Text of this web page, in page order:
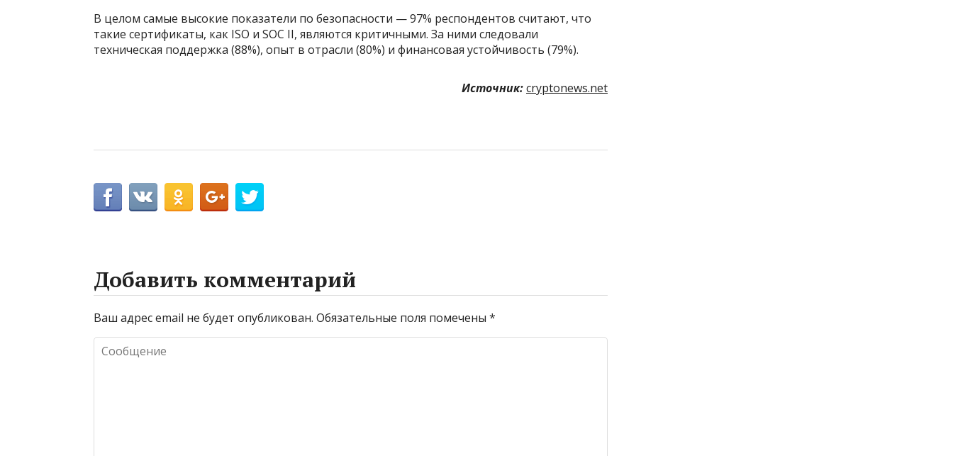
В целом самые высокие показатели по безопасности — 97% респондентов считают, что
такие сертификаты, как ISO и SOC II, являются критичными. За ними следовали
техническая поддержка (88%), опыт в отрасли (80%) и финансовая устойчивость (79%).
Источник:cryptonews.net
Добавить комментарий
Ваш адрес email не будет опубликован. Обязательные поля помечены *